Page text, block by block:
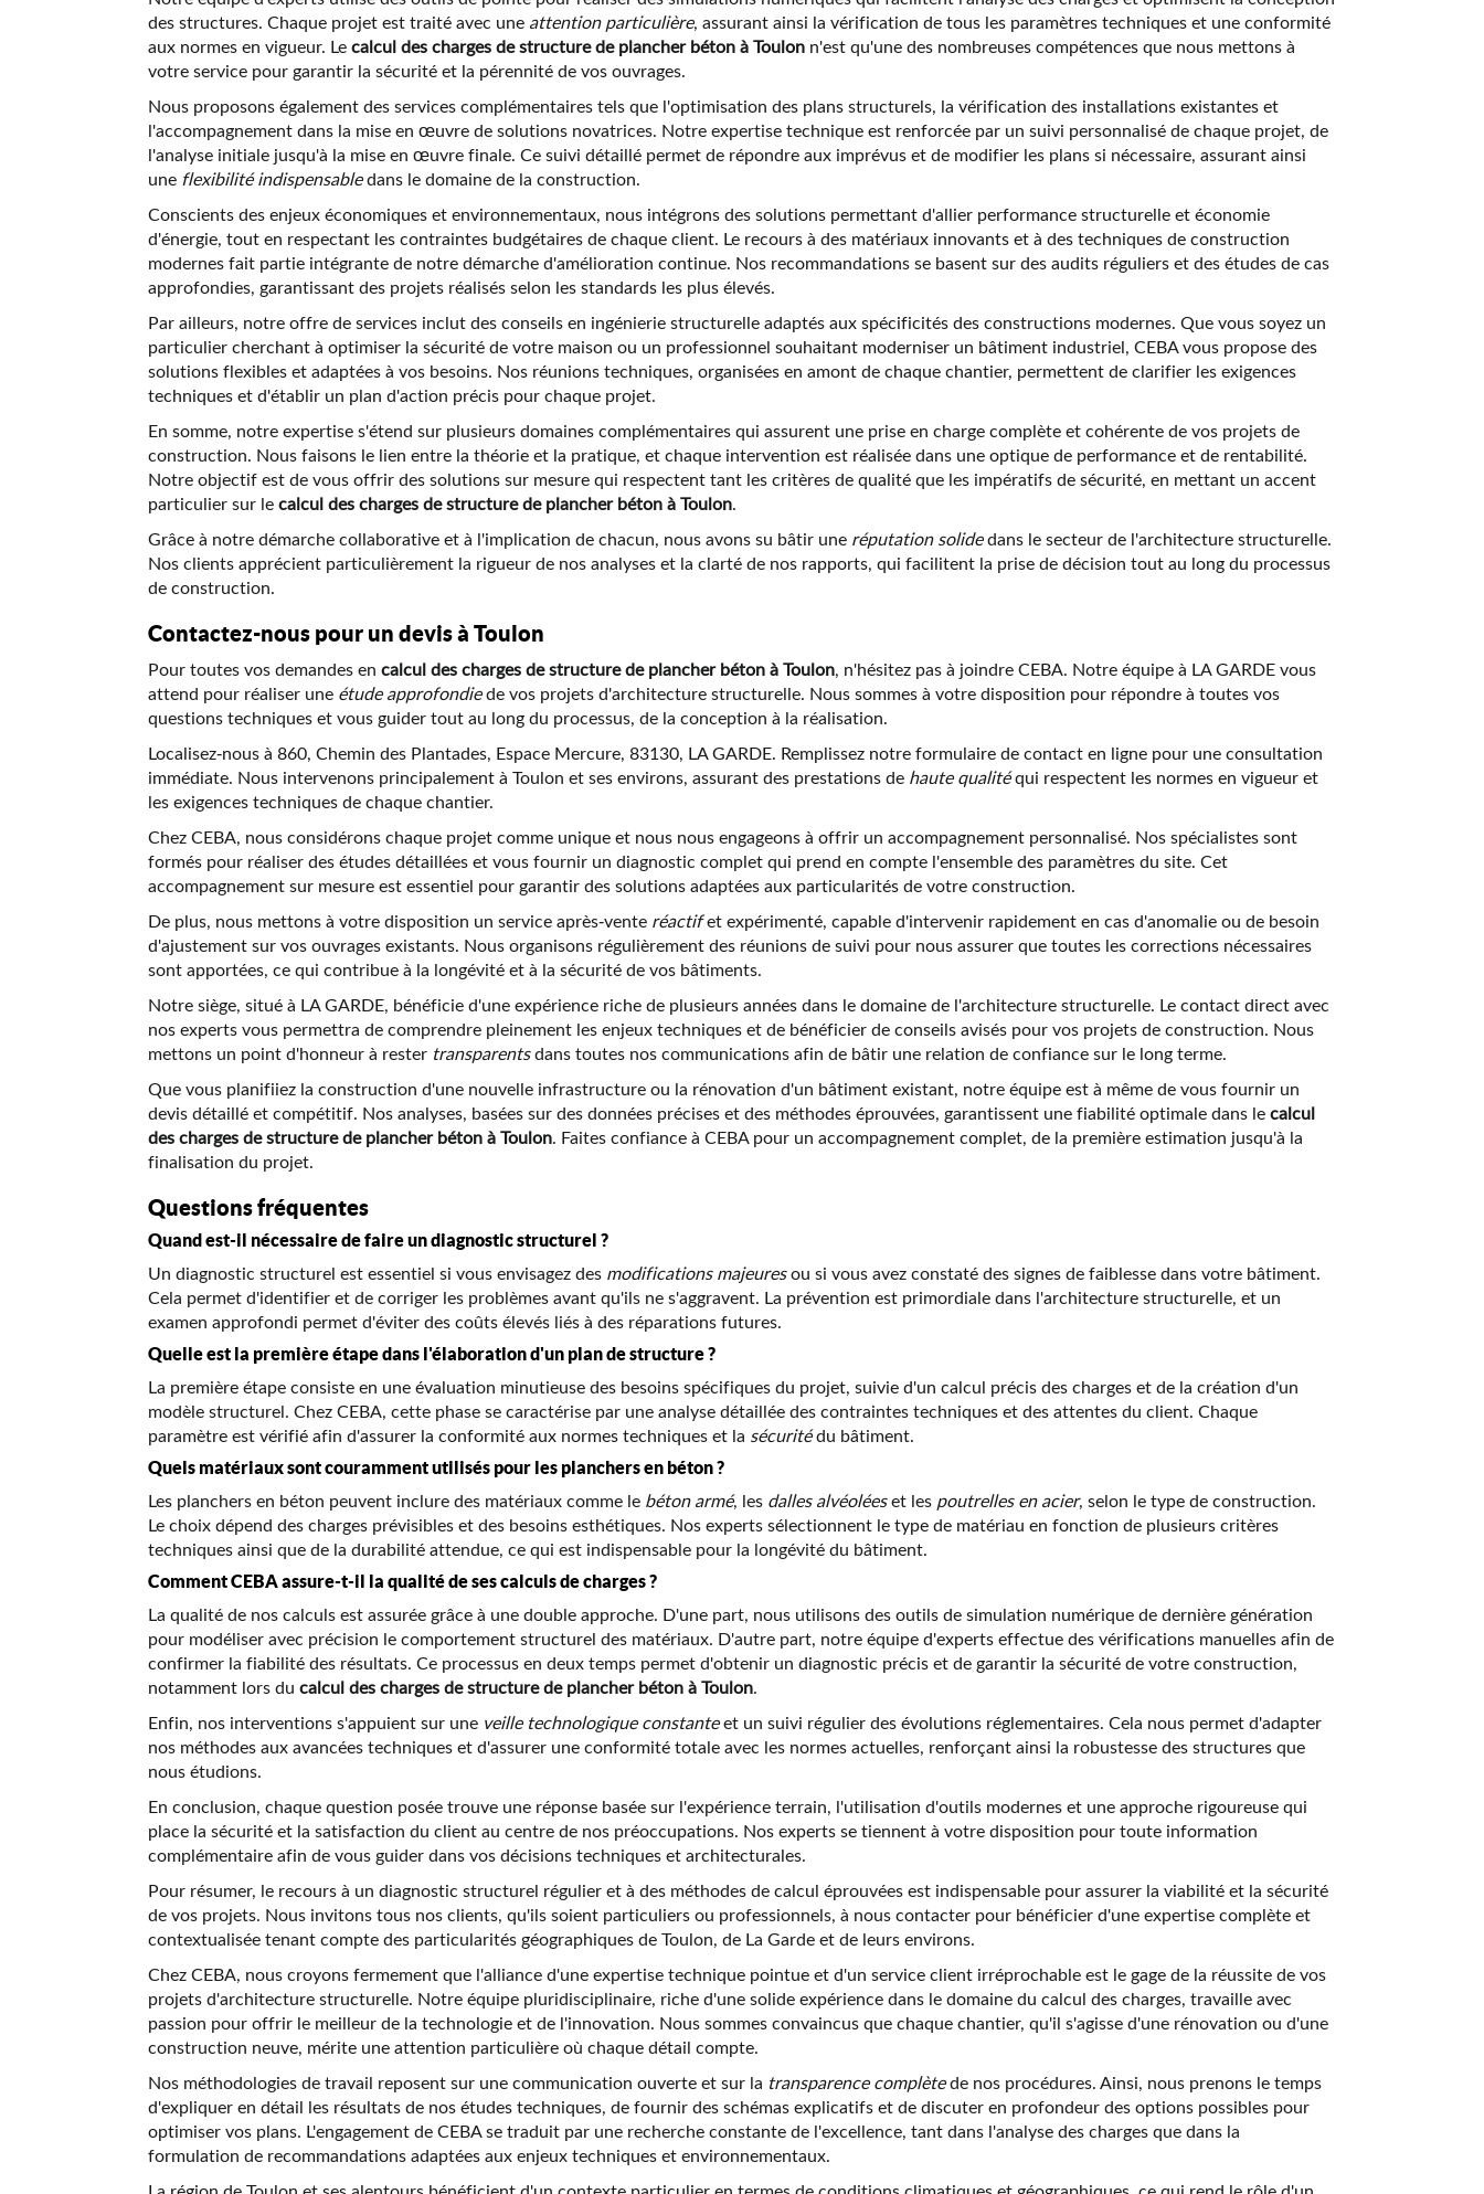
des structures. Chaque projet est traité avec une attention particulière, assurant ainsi la vérification de tous les paramètres techniques et une conformité
aux normes en vigueur. Lecalcul des charges de structure de plancher béton à Toulon n'est qu'une des nombreuses compétences que nous mettons à
votre service pour garantir la sécurité et la pérennité de vos ouvrages.
Nous proposons également des services complémentaires tels que l'optimisation des plans structurels, la vérification des installations existantes et
l'accompagnement dans la mise en œuvre de solutions novatrices. Notre expertise technique est renforcée par un suivi personnalisé de chaque projet, de
l'analyse initiale jusqu'à la mise en œuvre finale. Ce suivi détaillé permet de répondre aux imprévus et de modifier les plans si nécessaire, assurant ainsi
une flexibilité indispensabledans le domaine de la construction.
Conscients des enjeux économiques et environnementaux, nous intégrons des solutions permettant d'allier performance structurelle et économie
d'énergie, tout en respectant les contraintes budgétaires de chaque client. Le recours à des matériaux innovants et à des techniques de construction
modernes fait partie intégrante de notre démarche d'amélioration continue. Nos recommandations se basent sur des audits réguliers et des études de cas
approfondies, garantissant des projets réalisés selon les standards les plus élevés.
Par ailleurs, notre offre de services inclut des conseils en ingénierie structurelle adaptés aux spécificités des constructions modernes. Que vous soyez un
particulier cherchant à optimiser la sécurité de votre maison ou un professionnel souhaitant moderniser un bâtiment industriel, CEBA vous propose des
solutions flexibles et adaptées à vos besoins. Nos réunions techniques, organisées en amont de chaque chantier, permettent de clarifier les exigences
techniques et d'établir un plan d'action précis pour chaque projet.
En somme, notre expertise s'étend sur plusieurs domaines complémentaires qui assurent une prise en charge complète et cohérente de vos projets de
construction. Nous faisons le lien entre la théorie et la pratique, et chaque intervention est réalisée dans une optique de performance et de rentabilité.
Notre objectif est de vous offrir des solutions sur mesure qui respectent tant les critères de qualité que les impératifs de sécurité, en mettant un accent
particulier sur lecalcul des charges de structure de plancher béton à Toulon.
Grâce à notre démarche collaborative et à l'implication de chacun, nous avons su bâtir une réputation solidedans le secteur de l'architecture structurelle.
Nos clients apprécient particulièrement la rigueur de nos analyses et la clarté de nos rapports, qui facilitent la prise de décision tout au long du processus
de construction.
Contactez-nous pour un devis à Toulon
Pour toutes vos demandes encalcul des charges de structure de plancher béton à Toulon, n'hésitez pas à joindre CEBA. Notre équipe à LA GARDE vous
attend pour réaliser une étude approfondiede vos projets d'architecture structurelle. Nous sommes à votre disposition pour répondre à toutes vos
questions techniques et vous guider tout au long du processus, de la conception à la réalisation.
Localisez-nous à 860, Chemin des Plantades, Espace Mercure, 83130, LA GARDE. Remplissez notre formulaire de contact en ligne pour une consultation
immédiate. Nous intervenons principalement à Toulon et ses environs, assurant des prestations de haute qualitéqui respectent les normes en vigueur et
les exigences techniques de chaque chantier.
Chez CEBA, nous considérons chaque projet comme unique et nous nous engageons à offrir un accompagnement personnalisé. Nos spécialistes sont
formés pour réaliser des études détaillées et vous fournir un diagnostic complet qui prend en compte l'ensemble des paramètres du site. Cet
accompagnement sur mesure est essentiel pour garantir des solutions adaptées aux particularités de votre construction.
De plus, nous mettons à votre disposition un service après-vente réactifet expérimenté, capable d'intervenir rapidement en cas d'anomalie ou de besoin
d'ajustement sur vos ouvrages existants. Nous organisons régulièrement des réunions de suivi pour nous assurer que toutes les corrections nécessaires
sont apportées, ce qui contribue à la longévité et à la sécurité de vos bâtiments.
Notre siège, situé à LA GARDE, bénéficie d'une expérience riche de plusieurs années dans le domaine de l'architecture structurelle. Le contact direct avec
nos experts vous permettra de comprendre pleinement les enjeux techniques et de bénéficier de conseils avisés pour vos projets de construction. Nous
mettons un point d'honneur à rester transparentsdans toutes nos communications afin de bâtir une relation de confiance sur le long terme.
Que vous planifiiez la construction d'une nouvelle infrastructure ou la rénovation d'un bâtiment existant, notre équipe est à même de vous fournir un
devis détaillé et compétitif. Nos analyses, basées sur des données précises et des méthodes éprouvées, garantissent une fiabilité optimale dans lecalcul
des charges de structure de plancher béton à Toulon. Faites confiance à CEBA pour un accompagnement complet, de la première estimation jusqu'à la
finalisation du projet.
Questions fréquentes
Quand est-il nécessaire de faire un diagnostic structurel ?
Un diagnostic structurel est essentiel si vous envisagez des modifications majeuresou si vous avez constaté des signes de faiblesse dans votre bâtiment.
Cela permet d'identifier et de corriger les problèmes avant qu'ils ne s'aggravent. La prévention est primordiale dans l'architecture structurelle, et un
examen approfondi permet d'éviter des coûts élevés liés à des réparations futures.
Quelle est la première étape dans l'élaboration d'un plan de structure ?
La première étape consiste en une évaluation minutieuse des besoins spécifiques du projet, suivie d'un calcul précis des charges et de la création d'un
modèle structurel. Chez CEBA, cette phase se caractérise par une analyse détaillée des contraintes techniques et des attentes du client. Chaque
paramètre est vérifié afin d'assurer la conformité aux normes techniques et la sécuritédu bâtiment.
Quels matériaux sont couramment utilisés pour les planchers en béton ?
Les planchers en béton peuvent inclure des matériaux comme le béton armé, les dalles alvéoléeset les poutrelles en acier, selon le type de construction.
Le choix dépend des charges prévisibles et des besoins esthétiques. Nos experts sélectionnent le type de matériau en fonction de plusieurs critères
techniques ainsi que de la durabilité attendue, ce qui est indispensable pour la longévité du bâtiment.
Comment CEBA assure-t-il la qualité de ses calculs de charges ?
La qualité de nos calculs est assurée grâce à une double approche. D'une part, nous utilisons des outils de simulation numérique de dernière génération
pour modéliser avec précision le comportement structurel des matériaux. D'autre part, notre équipe d'experts effectue des vérifications manuelles afin de
confirmer la fiabilité des résultats. Ce processus en deux temps permet d'obtenir un diagnostic précis et de garantir la sécurité de votre construction,
notamment lors ducalcul des charges de structure de plancher béton à Toulon.
Enfin, nos interventions s'appuient sur une veille technologique constanteet un suivi régulier des évolutions réglementaires. Cela nous permet d'adapter
nos méthodes aux avancées techniques et d'assurer une conformité totale avec les normes actuelles, renforçant ainsi la robustesse des structures que
nous étudions.
En conclusion, chaque question posée trouve une réponse basée sur l'expérience terrain, l'utilisation d'outils modernes et une approche rigoureuse qui
place la sécurité et la satisfaction du client au centre de nos préoccupations. Nos experts se tiennent à votre disposition pour toute information
complémentaire afin de vous guider dans vos décisions techniques et architecturales.
Pour résumer, le recours à un diagnostic structurel régulier et à des méthodes de calcul éprouvées est indispensable pour assurer la viabilité et la sécurité
de vos projets. Nous invitons tous nos clients, qu'ils soient particuliers ou professionnels, à nous contacter pour bénéficier d'une expertise complète et
contextualisée tenant compte des particularités géographiques de Toulon, de La Garde et de leurs environs.
Chez CEBA, nous croyons fermement que l'alliance d'une expertise technique pointue et d'un service client irréprochable est le gage de la réussite de vos
projets d'architecture structurelle. Notre équipe pluridisciplinaire, riche d'une solide expérience dans le domaine du calcul des charges, travaille avec
passion pour offrir le meilleur de la technologie et de l'innovation. Nous sommes convaincus que chaque chantier, qu'il s'agisse d'une rénovation ou d'une
construction neuve, mérite une attention particulière où chaque détail compte.
Nos méthodologies de travail reposent sur une communication ouverte et sur la transparence complètede nos procédures. Ainsi, nous prenons le temps
d'expliquer en détail les résultats de nos études techniques, de fournir des schémas explicatifs et de discuter en profondeur des options possibles pour
optimiser vos plans. L'engagement de CEBA se traduit par une recherche constante de l'excellence, tant dans l'analyse des charges que dans la
formulation de recommandations adaptées aux enjeux techniques et environnementaux.